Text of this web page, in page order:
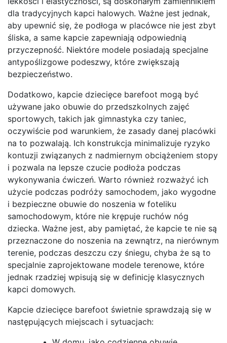
dla tradycyjnych kapci halowych. Ważne jest jednak,
aby upewnić się, że podłoga w placówce nie jest zbyt
śliska, a same kapcie zapewniają odpowiednią
przyczepność. Niektóre modele posiadają specjalne
antypoślizgowe podeszwy, które zwiększają
bezpieczeństwo.
Dodatkowo, kapcie dziecięce barefoot mogą być
używane jako obuwie do przedszkolnych zajęć
sportowych, takich jak gimnastyka czy taniec,
oczywiście pod warunkiem, że zasady danej placówki
na to pozwalają. Ich konstrukcja minimalizuje ryzyko
kontuzji związanych z nadmiernym obciążeniem stopy
i pozwala na lepsze czucie podłoża podczas
wykonywania ćwiczeń. Warto również rozważyć ich
użycie podczas podróży samochodem, jako wygodne
i bezpieczne obuwie do noszenia w foteliku
samochodowym, które nie krępuje ruchów nóg
dziecka. Ważne jest, aby pamiętać, że kapcie te nie są
przeznaczone do noszenia na zewnątrz, na nierównym
terenie, podczas deszczu czy śniegu, chyba że są to
specjalnie zaprojektowane modele terenowe, które
jednak rzadziej wpisują się w definicję klasycznych
kapci domowych.
Kapcie dziecięce barefoot świetnie sprawdzają się w
następujących miejscach i sytuacjach: